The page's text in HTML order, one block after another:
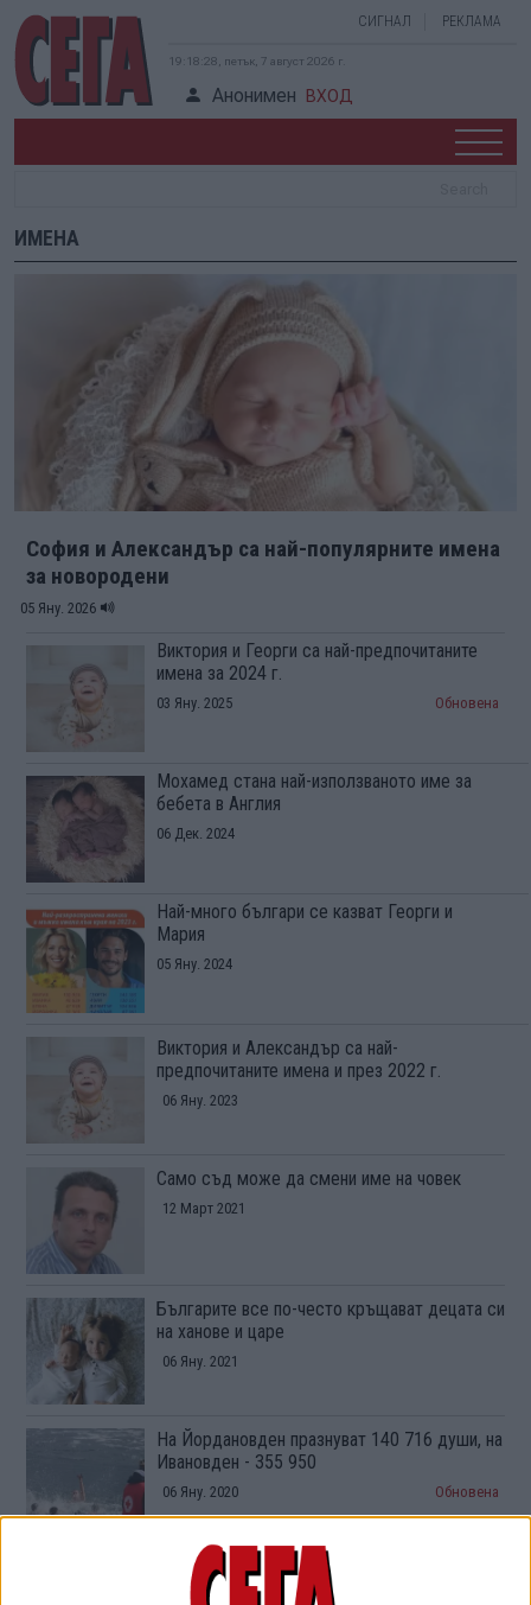
СИГНАЛ РЕКЛАМА
19:18:28, петък, 7 август 2026 г.
Анонимен ВХОД
ИМЕНА
София и Александър са най-популярните имена
за новородени
05 Яну. 2026
Виктория и Георги са най-предпочитаните
имена за 2024 г.
03 Яну. 2025 Обновена
Мохамед стана най-използваното име за
бебета в Англия
06 Дек. 2024
Най-много българи се казват Георги и
Мария
05 Яну. 2024
Виктория и Александър са най-
предпочитаните имена и през 2022 г.
06 Яну. 2023
Само съд може да смени име на човек
12 Март 2021
Българите все по-често кръщават децата си
на ханове и царе
06 Яну. 2021
На Йордановден празнуват 140 716 души, на
Ивановден - 355 950
06 Яну. 2020 Обновена
Георги и Виктория са най-предпочитаните
имена през 2018 г.